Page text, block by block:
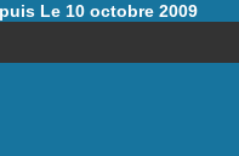
Le 10 octobre 2009